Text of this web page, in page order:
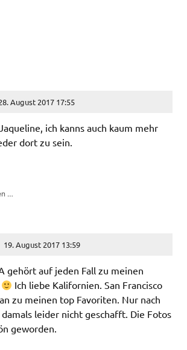
August 2017 17:55
ich kanns auch kaum mehr
dort zu sein.
…
19. August 2017 13:59
gehört auf jeden Fall zu meinen
Ich liebe Kalifornien. San Francisco
zu meinen top Favoriten. Nur nach
leider nicht geschafft. Die Fotos
geworden.